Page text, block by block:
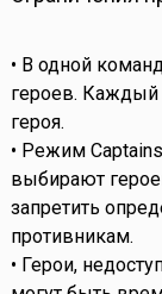
• В одной
героев. Каждый
героя.
• Режим
выбирают
запретить
противникам.
• Герои,